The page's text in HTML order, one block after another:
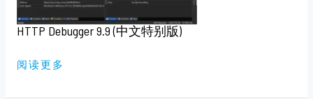
HTTP Debugger 9.9 (中文特别版)
阅读更多